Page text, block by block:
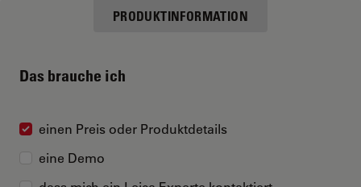
PRODUKTINFORMATION
Das brauche ich
einen Preis oder Produktdetails
eine Demo